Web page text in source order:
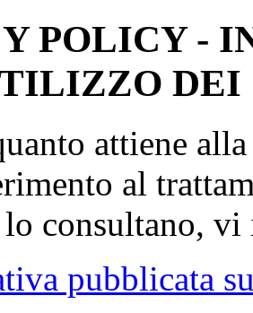
POLICY -
DEI
attiene
al
consultano,
pubblicata